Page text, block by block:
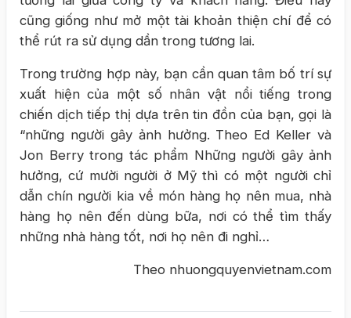
cũng giống như mở một tài khoản thiện chí để có
thể rút ra sử dụng dần trong tương lai.
Trong trường hợp này, bạn cần quan tâm bố trí sự
xuất hiện của một số nhân vật nổi tiếng trong
chiến dịch tiếp thị dựa trên tin đồn của bạn, gọi là
“những người gây ảnh hưởng. Theo Ed Keller và
Jon Berry trong tác phẩm Những người gây ảnh
hưởng, cứ mười người ở Mỹ thì có một người chỉ
dẫn chín người kia về món hàng họ nên mua, nhà
hàng họ nên đến dùng bữa, nơi có thể tìm thấy
những nhà hàng tốt, nơi họ nên đi nghỉ…
Theo nhuongquyenvietnam.com